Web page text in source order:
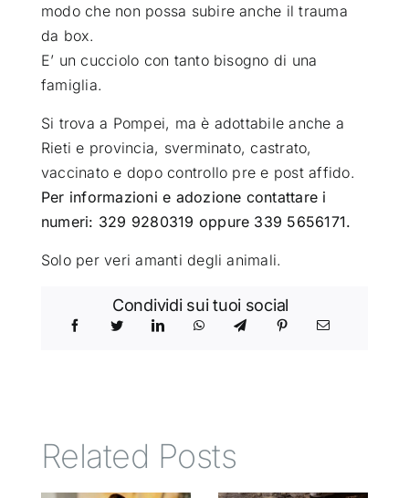
modo che non possa subire anche il trauma
da box.
E’ un cucciolo con tanto bisogno di una
famiglia.
Si trova a Pompei, ma è adottabile anche a
Rieti e provincia, sverminato, castrato,
vaccinato e dopo controllo pre e post affido.
Per informazioni e adozione contattare i
numeri: 329 9280319 oppure 339 5656171.
Solo per veri amanti degli animali.
Condividi sui tuoi social
Related Posts